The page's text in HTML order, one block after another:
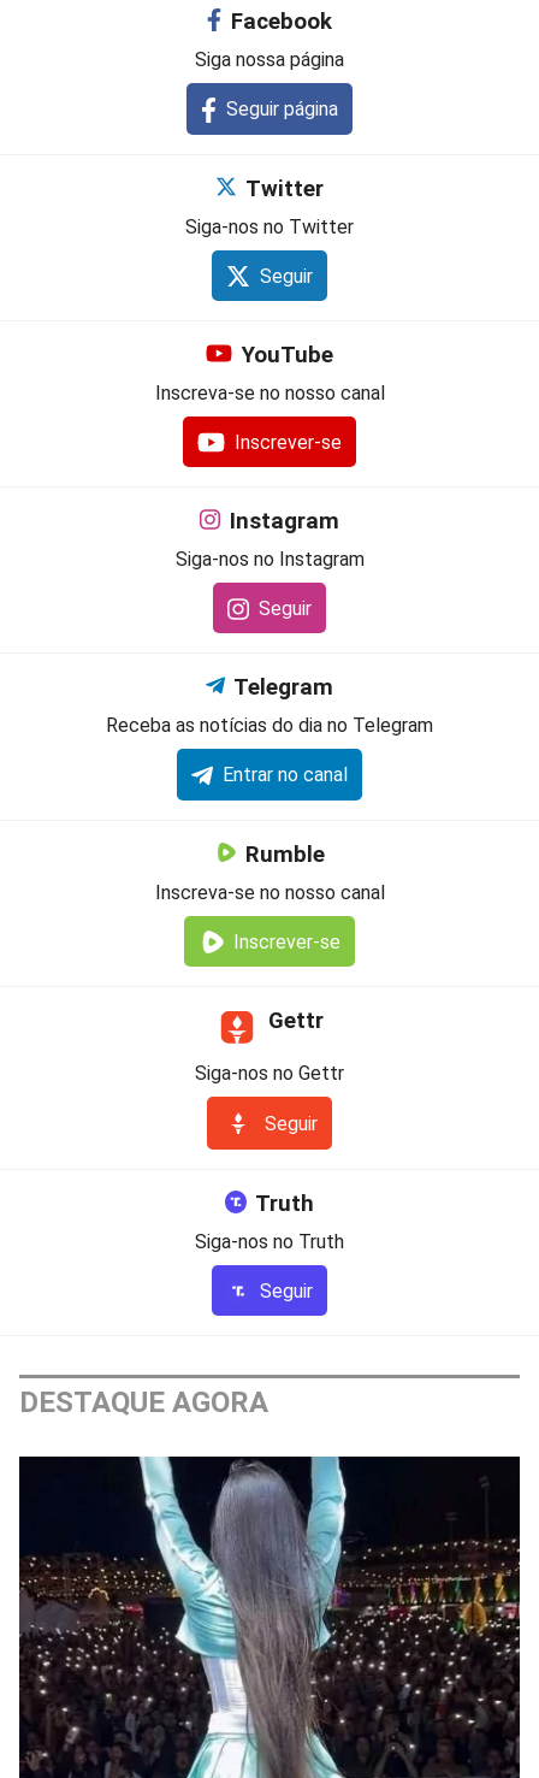
Facebook
Siga nossa página
Seguir página
Twitter
Siga-nos no Twitter
Seguir
YouTube
Inscreva-se no nosso canal
Inscrever-se
Instagram
Siga-nos no Instagram
Seguir
Telegram
Receba as notícias do dia no Telegram
Entrar no canal
Rumble
Inscreva-se no nosso canal
Inscrever-se
Gettr
Siga-nos no Gettr
Seguir
Truth
Siga-nos no Truth
Seguir
DESTAQUE AGORA